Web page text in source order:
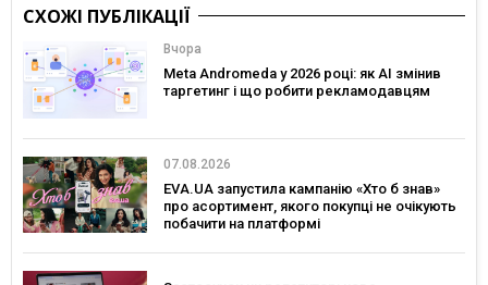
СХОЖІ ПУБЛІКАЦІЇ
Вчора
Meta Andromeda у 2026 році: як AI змінив
таргетинг і що робити рекламодавцям
07.08.2026
EVA.UA запустила кампанію «Хто б знав»
про асортимент, якого покупці не очікують
побачити на платформі